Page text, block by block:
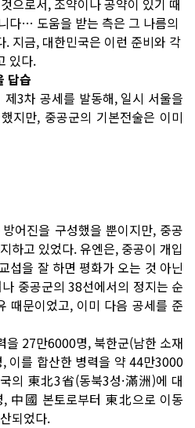
다… 도움을 받는 측은 그 나름의
지금, 대한민국은 이런 준비와 각
있다.
답습
3차 공세를 발동해, 일시 서울을
지만, 중공군의 기본전술은 이미
어진을 구성했을 뿐이지만, 중공
하고 있었다. 유엔은, 중공이 개입
섭을 잘 하면 평화가 오는 것 아닌
중공군의 38선에서의 정지는 순
때문이었고, 이미 다음 공세를 준
을 27만6000명, 북한군(남한 소재
이를 합산한 병력을 약 44만3000
의 東北3省(동북3성·滿洲)에 대
中國 본토로부터 東北으로 이동
되었다.